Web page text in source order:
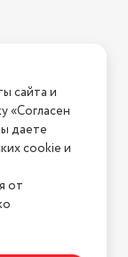
нам
есть всё!
сайта и
«Согласен
даете
cookie и
от